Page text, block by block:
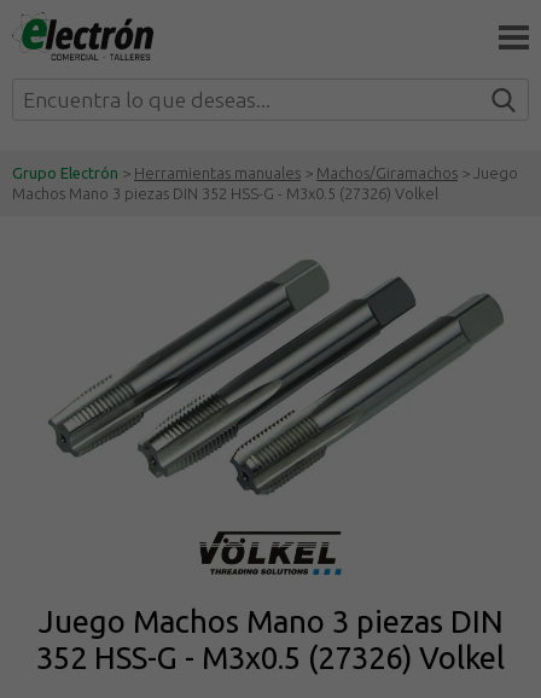
Grupo Electrón > Herramientas manuales > Machos/Giramachos > Juego
Machos Mano 3 piezas DIN 352 HSS-G - M3x0.5 (27326) Volkel
Juego Machos Mano 3 piezas DIN
352 HSS-G - M3x0.5 (27326) Volkel